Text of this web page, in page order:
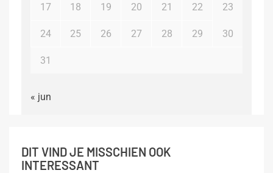
17 18 19 20 21 22 23
24 25 26 27 28 29 30
31
« jun
DIT VIND JE MISSCHIEN OOK
INTERESSANT